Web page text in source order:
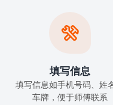

填写信息
填写信息如手机号码、姓名
车牌，便于师傅联系